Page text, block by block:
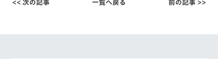
<< 次の記事 一覧へ戻る 前の記事 >>